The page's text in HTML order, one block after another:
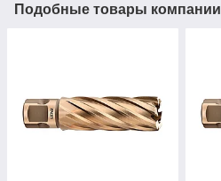
Подобные товары компании